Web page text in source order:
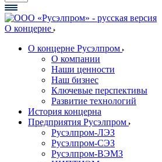
О концерне
О концерне Русэлпром
О компании
Наши ценности
Наш бизнес
Ключевые перспективы
Развитие технологий
История концерна
Предприятия Русэлпром
Русэлпром-ЛЭЗ
Русэлпром-СЭЗ
Русэлпром-ВЭМЗ